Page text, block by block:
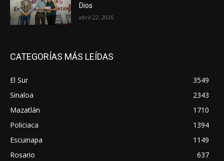
Dios
abril 22, 2026
CATEGORÍAS MÁS LEÍDAS
El Sur
3549
Sinaloa
2343
Mazatlán
1710
Policiaca
1394
Escuinapa
1149
Rosario
637